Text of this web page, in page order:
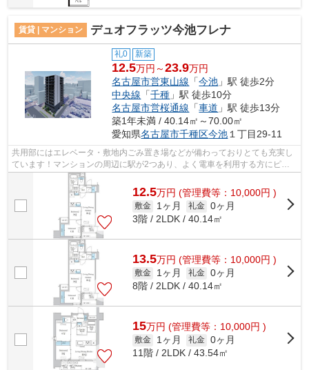
賃貸 | マンション デュオフラッツ今池フレナ
礼0 新築
12.5万円～23.9万円
名古屋市営東山線 「今池 」駅 徒歩2分
中央線 「千種 」駅 徒歩10分
名古屋市営桜通線 「車道 」駅 徒歩13分
築1年未満 / 40.14㎡～70.00㎡
愛知県名古屋市千種区今池 １丁目29-11
共用部にはエレベータ・敷地内ごみ置き場などが備わっておりとても充実し
ています！マンションの周辺に駅が2つあり、よく電車を利用する方にピッ
タリです！地上12階建ての物件です！令...
12.5万円 (管理費等：10,000円 )
敷金 1ヶ月 礼金 0ヶ月
3階 / 2LDK / 40.14㎡
13.5万円 (管理費等：10,000円 )
敷金 1ヶ月 礼金 0ヶ月
8階 / 2LDK / 40.14㎡
15万円 (管理費等：10,000円 )
敷金 1ヶ月 礼金 0ヶ月
11階 / 2LDK / 43.54㎡